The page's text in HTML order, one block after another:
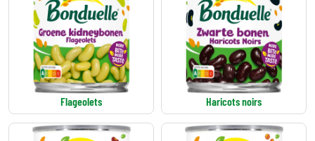
Flageolets Haricots noirs